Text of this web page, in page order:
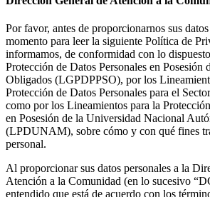
Por favor, antes de proporcionarnos sus
momento para leer la siguiente Política de
informamos, de conformidad con lo
Protección de Datos Personales en Posesión
Obligados (LGPDPPSO), por los
Protección de Datos Personales para el
como por los Lineamientos para la
en Posesión de la Universidad Nacional
(LPDUNAM), sobre cómo y con qué fines
personal.
Al proporcionar sus datos personales a la
Atención a la Comunidad (en lo sucesivo
entendido que está de acuerdo con los